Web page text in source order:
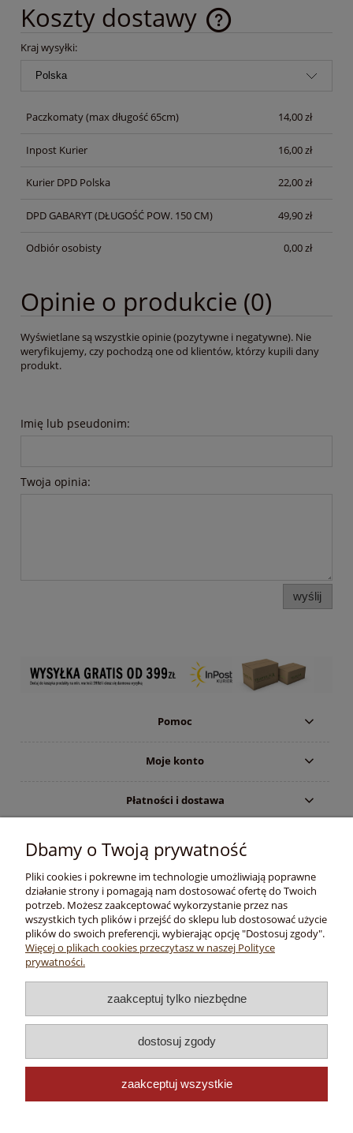
Koszty dostawy
Cena nie zawiera ewentualnych kosztów płatności
Kraj wysyłki:
Paczkomaty(max długość 65cm) 14,00 zł
Inpost Kurier 16,00 zł
Kurier DPD Polska 22,00 zł
DPD GABARYT(DŁUGOŚĆ POW. 150 CM) 49,90 zł
Odbiór osobisty 0,00 zł
Opinie o produkcie (0)
Wyświetlane są wszystkie opinie (pozytywne i negatywne). Nie
weryfikujemy, czy pochodzą one od klientów, którzy kupili dany
produkt.
Imię lub pseudonim:
Twoja opinia:
wyślij
Pomoc
Moje konto
Płatności i dostawa
O nas
Copyright © 2020 -
| Kontakt mailowy: sklep@traper.pl
Dbamy o Twoją prywatność
Pliki cookies i pokrewne im technologie umożliwiają poprawne
działanie strony i pomagają nam dostosować ofertę do Twoich
potrzeb. Możesz zaakceptować wykorzystanie przez nas
wszystkich tych plików i przejść do sklepu lub dostosować użycie
plików do swoich preferencji, wybierając opcję "Dostosuj zgody".
Więcej o plikach cookies przeczytasz w naszej Polityce
prywatności.
zaakceptuj tylko niezbędne
dostosuj zgody
zaakceptuj wszystkie